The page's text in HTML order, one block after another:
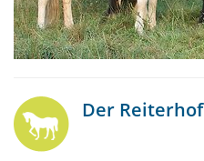
Der Reiterhof